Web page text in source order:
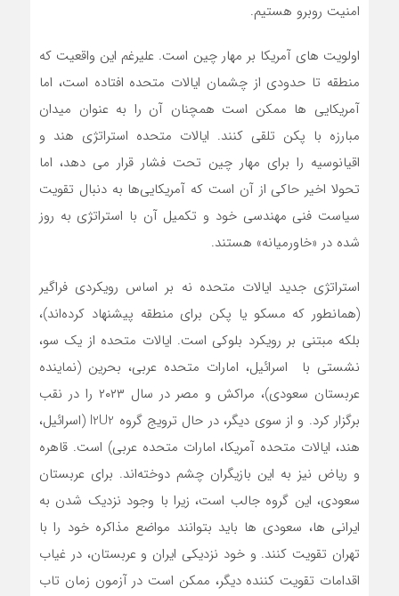
امنیت روبرو هستیم.
اولویت های آمریکا بر مهار چین است. علیرغم این واقعیت که
منطقه تا حدودی از چشمان ایالات متحده افتاده است، اما
آمریکایی ها ممکن است همچنان آن را به عنوان میدان
مبارزه با پکن تلقی کنند. ایالات متحده استراتژی هند و
اقیانوسیه را برای مهار چین تحت فشار قرار می دهد، اما
تحولا اخیر حاکی از آن است که آمریکایی‌ها به دنبال تقویت
سیاست فنی مهندسی خود و تکمیل آن با استراتژی به روز
شده در «خاورمیانه» هستند.
استراتژی جدید ایالات متحده نه بر اساس رویکردی فراگیر
(همانطور که مسکو یا پکن برای منطقه پیشنهاد کرده‌اند)،
بلکه مبتنی بر رویکرد بلوکی است. ایالات متحده از یک سو،
نشستی با اسرائیل، امارات متحده عربی، بحرین (نماینده
عربستان سعودی)، مراکش و مصر در سال ۲۰۲۳ را در نقب
برگزار کرد. و از سوی دیگر، در حال ترویج گروه I2U2 (اسرائیل،
هند، ایالات متحده آمریکا، امارات متحده عربی) است. قاهره
و ریاض نیز به این بازیگران چشم دوخته‌اند. برای عربستان
سعودی، این گروه جالب است، زیرا با وجود نزدیک شدن به
ایرانی ها، سعودی ها باید بتوانند مواضع مذاکره خود را با
تهران تقویت کنند. و خود نزدیکی ایران و عربستان، در غیاب
اقدامات تقویت کننده دیگر، ممکن است در آزمون زمان تاب